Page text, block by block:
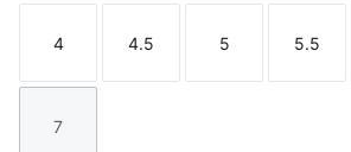
Taille
4
Taille
4.5
Taille
5
Taille
5.5
Taille
7